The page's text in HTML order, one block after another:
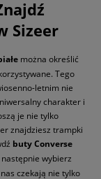
Sizeer
można określić
Tego
letnim nie
charakter i
je nie tylko
znajdziesz trampki
buty Converse
wybierz
czekają nie tylko